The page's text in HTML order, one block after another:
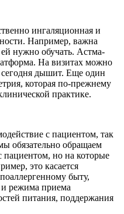
ингаляционная и
Например, важна
нужно обучать. Астма-
На визитах можно
сегодня дышит. Еще один
которая по-прежнему
практике.
с пациентом, так
обязательно обращаем
но на которые
это касается
быту,
режима приема
питания, поддержания